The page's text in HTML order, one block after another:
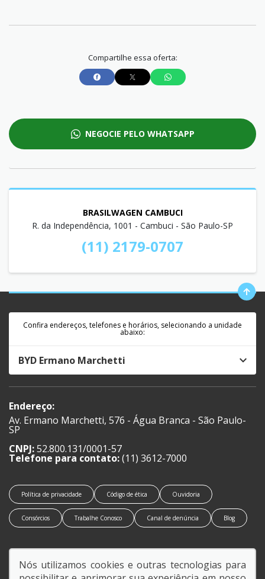
Compartilhe essa oferta:
NEGOCIE PELO WHATSAPP
BRASILWAGEN CAMBUCI
R. da Independência, 1001 - Cambuci - São Paulo-SP
(11) 2179-0707
Confira endereços, telefones e horários, selecionando a unidade
abaixo:
BYD Ermano Marchetti
Endereço:
Av. Ermano Marchetti, 576 - Água Branca - São Paulo-
SP
CNPJ:52.800.131/0001-57
Telefone para contato:(11) 3612-7000
Política de privacidade Código de ética Ouvidoria
Consórcios Trabalhe Conosco Canal de denúncia Blog
Nós utilizamos cookies e outras tecnologias para